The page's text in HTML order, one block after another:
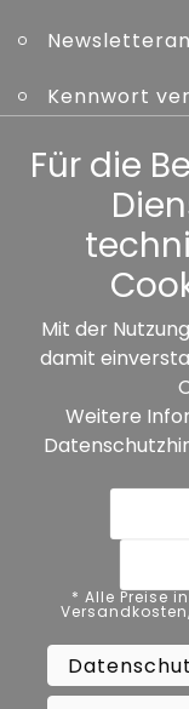
Kennwort
Sonstiges
* Alle Preise inkl.
Versandkosten,
Datenschutz
Für die
Mit der
damit
Weitere
* Alle Preise